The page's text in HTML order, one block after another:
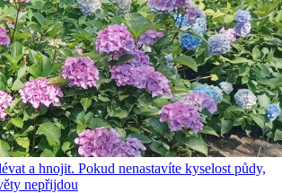
a hnojit. Pokud nenastavíte kyselost půdy,
nepřijdou